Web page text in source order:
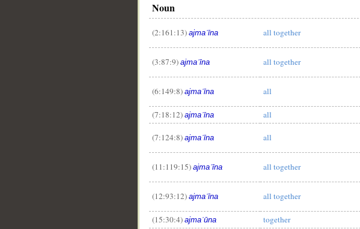
Noun
(2:161:13) ajmaʿīna all together
(3:87:9) ajmaʿīna all together
(6:149:8) ajmaʿīna all
(7:18:12) ajmaʿīna all
(7:124:8) ajmaʿīna all
(11:119:15) ajmaʿīna all together
(12:93:12) ajmaʿīna all together
(15:30:4) ajmaʿūna together